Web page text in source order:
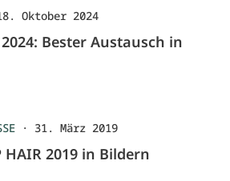
Oktober 2024
Bester Austausch in
· 31. März 2019
HAIR 2019 in Bildern